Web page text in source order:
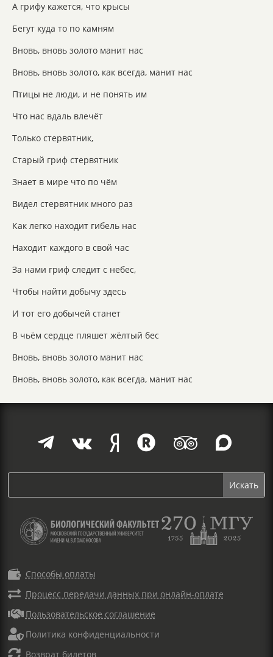
А грифу кажется, что крысы
Бегут куда то по камням
Вновь, вновь золото манит нас
Вновь, вновь золото, как всегда, манит нас
Птицы не люди, и не понять им
Что нас вдаль влечёт
Только стервятник,
Старый гриф стервятник
Знает в мире что по чём
Видел стервятник много раз
Как легко находит гибель нас
Находит каждого в свой час
За нами гриф следит с небес,
Чтобы найти добычу здесь
И тот его добычей станет
В чьём сердце пляшет жёлтый бес
Вновь, вновь золото манит нас
Вновь, вновь золото, как всегда, манит нас
     
 Способы оплаты
 Процесс передачи данных при онлайн-оплате
 Пользовательское соглашение
 Политика конфиденциальности
 Возврат билетов